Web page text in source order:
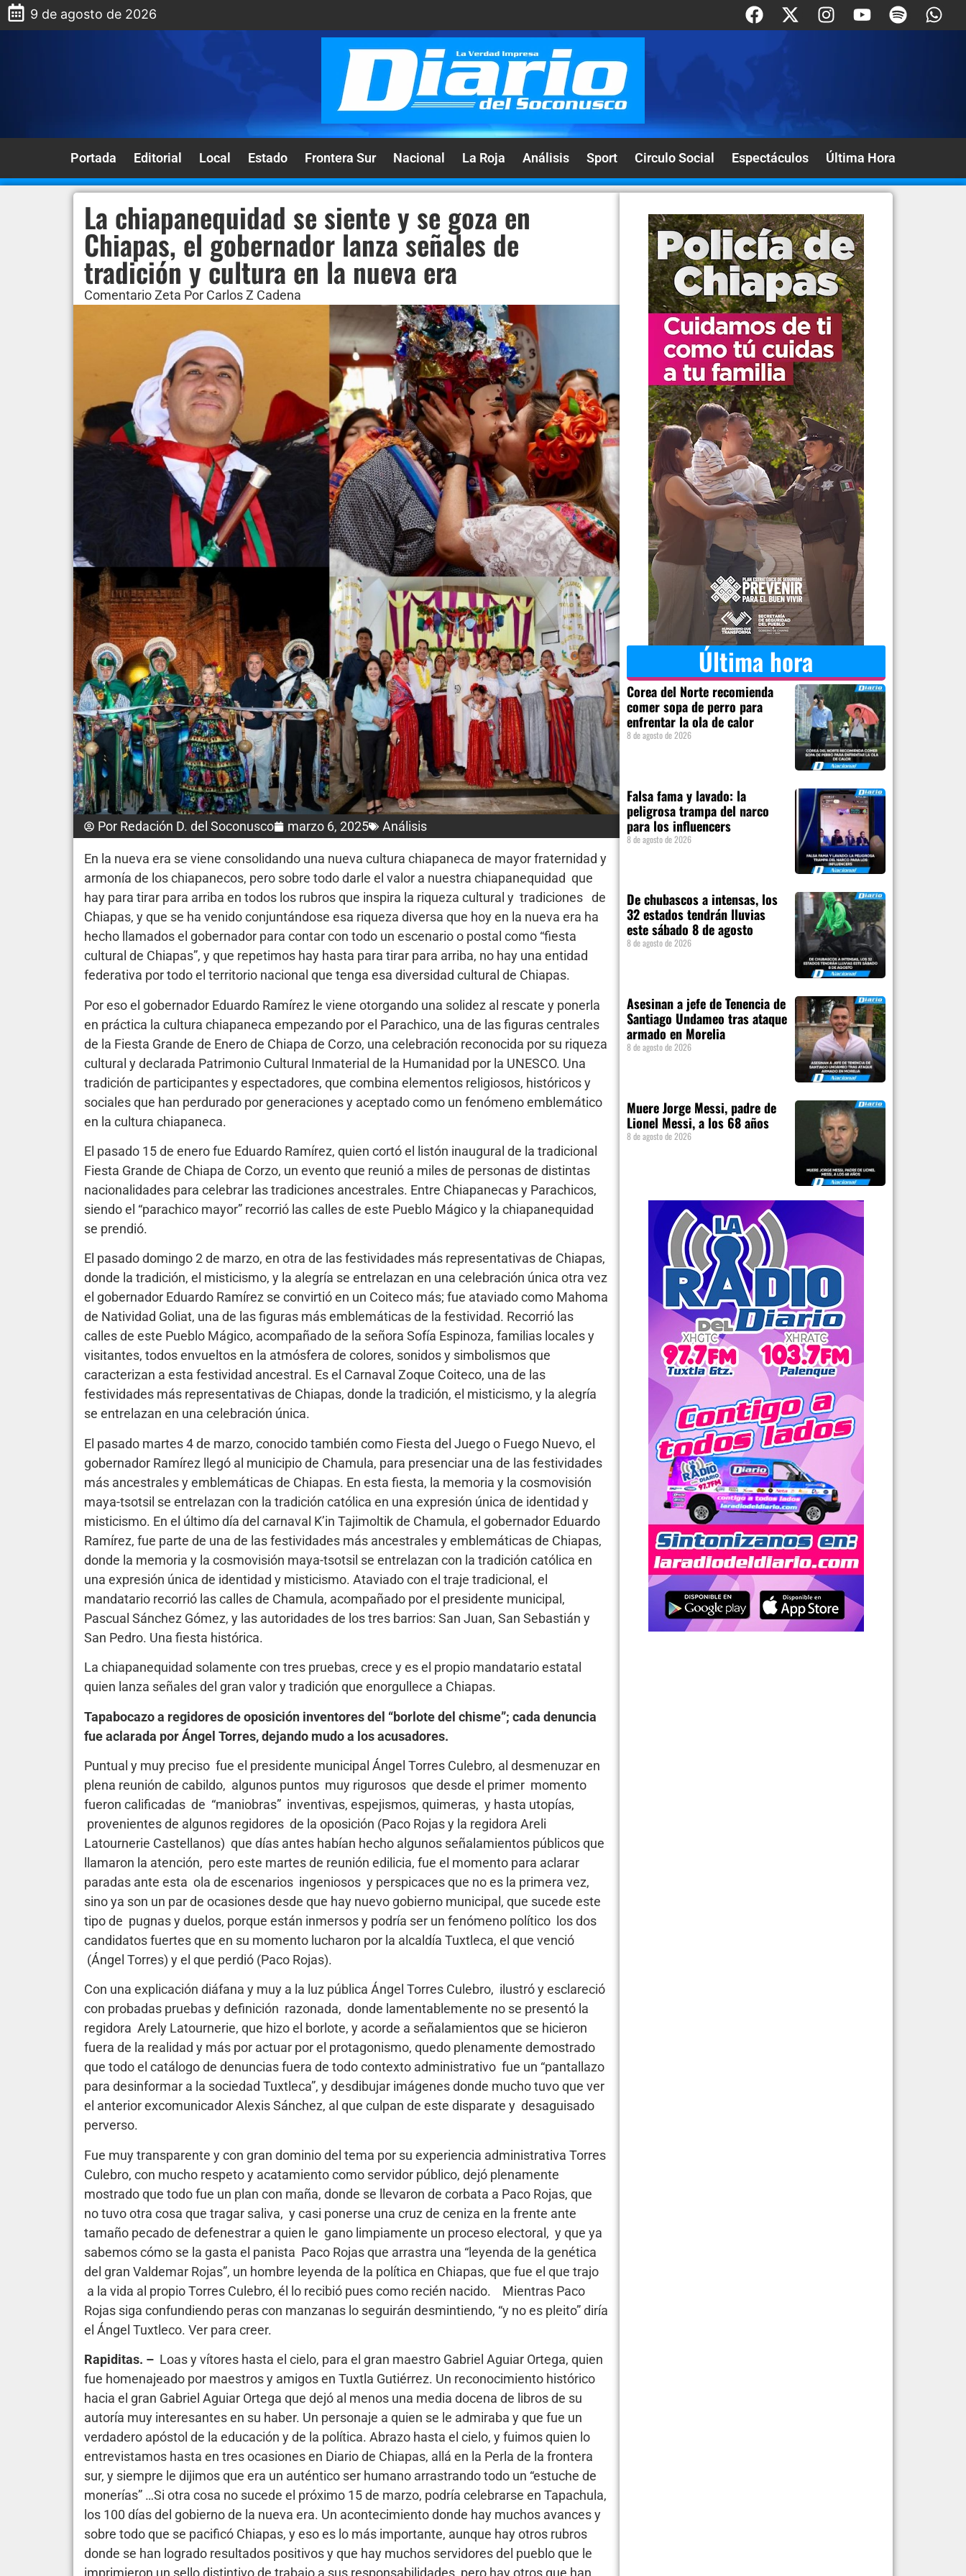
9 de agosto de 2026
Portada Editorial Local Estado Frontera Sur Nacional La Roja Análisis Sport Circulo Social Espectáculos Última Hora
La chiapanequidad se siente y se goza en
Chiapas, el gobernador lanza señales de
tradición y cultura en la nueva era
Comentario Zeta Por Carlos Z Cadena
Por Redación D. del Soconusco marzo 6, 2025 Análisis
En la nueva era se viene consolidando una nueva cultura chiapaneca de mayor fraternidad y
armonía de los chiapanecos, pero sobre todo darle el valor a nuestra chiapanequidad que
hay para tirar para arriba en todos los rubros que inspira la riqueza cultural y tradiciones de
Chiapas, y que se ha venido conjuntándose esa riqueza diversa que hoy en la nueva era ha
hecho llamados el gobernador para contar con todo un escenario o postal como “fiesta
cultural de Chiapas”, y que repetimos hay hasta para tirar para arriba, no hay una entidad
federativa por todo el territorio nacional que tenga esa diversidad cultural de Chiapas.
Por eso el gobernador Eduardo Ramírez le viene otorgando una solidez al rescate y ponerla
en práctica la cultura chiapaneca empezando por el Parachico, una de las figuras centrales
de la Fiesta Grande de Enero de Chiapa de Corzo, una celebración reconocida por su riqueza
cultural y declarada Patrimonio Cultural Inmaterial de la Humanidad por la UNESCO. Una
tradición de participantes y espectadores, que combina elementos religiosos, históricos y
sociales que han perdurado por generaciones y aceptado como un fenómeno emblemático
en la cultura chiapaneca.
El pasado 15 de enero fue Eduardo Ramírez, quien cortó el listón inaugural de la tradicional
Fiesta Grande de Chiapa de Corzo, un evento que reunió a miles de personas de distintas
nacionalidades para celebrar las tradiciones ancestrales. Entre Chiapanecas y Parachicos,
siendo el “parachico mayor” recorrió las calles de este Pueblo Mágico y la chiapanequidad
se prendió.
El pasado domingo 2 de marzo, en otra de las festividades más representativas de Chiapas,
donde la tradición, el misticismo, y la alegría se entrelazan en una celebración única otra vez
el gobernador Eduardo Ramírez se convirtió en un Coiteco más; fue ataviado como Mahoma
de Natividad Goliat, una de las figuras más emblemáticas de la festividad. Recorrió las
calles de este Pueblo Mágico, acompañado de la señora Sofía Espinoza, familias locales y
visitantes, todos envueltos en la atmósfera de colores, sonidos y simbolismos que
caracterizan a esta festividad ancestral. Es el Carnaval Zoque Coiteco, una de las
festividades más representativas de Chiapas, donde la tradición, el misticismo, y la alegría
se entrelazan en una celebración única.
El pasado martes 4 de marzo, conocido también como Fiesta del Juego o Fuego Nuevo, el
gobernador Ramírez llegó al municipio de Chamula, para presenciar una de las festividades
más ancestrales y emblemáticas de Chiapas. En esta fiesta, la memoria y la cosmovisión
maya-tsotsil se entrelazan con la tradición católica en una expresión única de identidad y
misticismo. En el último día del carnaval K’in Tajimoltik de Chamula, el gobernador Eduardo
Ramírez, fue parte de una de las festividades más ancestrales y emblemáticas de Chiapas,
donde la memoria y la cosmovisión maya-tsotsil se entrelazan con la tradición católica en
una expresión única de identidad y misticismo. Ataviado con el traje tradicional, el
mandatario recorrió las calles de Chamula, acompañado por el presidente municipal,
Pascual Sánchez Gómez, y las autoridades de los tres barrios: San Juan, San Sebastián y
San Pedro. Una fiesta histórica.
La chiapanequidad solamente con tres pruebas, crece y es el propio mandatario estatal
quien lanza señales del gran valor y tradición que enorgullece a Chiapas.
Tapabocazo a regidores de oposición inventores del “borlote del chisme”; cada denuncia
fue aclarada por Ángel Torres, dejando mudo a los acusadores.
Puntual y muy preciso fue el presidente municipal Ángel Torres Culebro, al desmenuzar en
plena reunión de cabildo, algunos puntos muy rigurosos que desde el primer momento
fueron calificadas de “maniobras” inventivas, espejismos, quimeras, y hasta utopías,
provenientes de algunos regidores de la oposición (Paco Rojas y la regidora Areli
Latournerie Castellanos) que días antes habían hecho algunos señalamientos públicos que
llamaron la atención, pero este martes de reunión edilicia, fue el momento para aclarar
paradas ante esta ola de escenarios ingeniosos y perspicaces que no es la primera vez,
sino ya son un par de ocasiones desde que hay nuevo gobierno municipal, que sucede este
tipo de pugnas y duelos, porque están inmersos y podría ser un fenómeno político los dos
candidatos fuertes que en su momento lucharon por la alcaldía Tuxtleca, el que venció
(Ángel Torres) y el que perdió (Paco Rojas).
Con una explicación diáfana y muy a la luz pública Ángel Torres Culebro, ilustró y esclareció
con probadas pruebas y definición razonada, donde lamentablemente no se presentó la
regidora Arely Latournerie, que hizo el borlote, y acorde a señalamientos que se hicieron
fuera de la realidad y más por actuar por el protagonismo, quedo plenamente demostrado
que todo el catálogo de denuncias fuera de todo contexto administrativo fue un “pantallazo
para desinformar a la sociedad Tuxtleca”, y desdibujar imágenes donde mucho tuvo que ver
el anterior excomunicador Alexis Sánchez, al que culpan de este disparate y desaguisado
perverso.
Fue muy transparente y con gran dominio del tema por su experiencia administrativa Torres
Culebro, con mucho respeto y acatamiento como servidor público, dejó plenamente
mostrado que todo fue un plan con maña, donde se llevaron de corbata a Paco Rojas, que
no tuvo otra cosa que tragar saliva, y casi ponerse una cruz de ceniza en la frente ante
tamaño pecado de defenestrar a quien le gano limpiamente un proceso electoral, y que ya
sabemos cómo se la gasta el panista Paco Rojas que arrastra una “leyenda de la genética
del gran Valdemar Rojas”, un hombre leyenda de la política en Chiapas, que fue el que trajo
a la vida al propio Torres Culebro, él lo recibió pues como recién nacido. Mientras Paco
Rojas siga confundiendo peras con manzanas lo seguirán desmintiendo, “y no es pleito” diría
el Ángel Tuxtleco. Ver para creer.
Rapiditas. – Loas y vítores hasta el cielo, para el gran maestro Gabriel Aguiar Ortega, quien
fue homenajeado por maestros y amigos en Tuxtla Gutiérrez. Un reconocimiento histórico
hacia el gran Gabriel Aguiar Ortega que dejó al menos una media docena de libros de su
autoría muy interesantes en su haber. Un personaje a quien se le admiraba y que fue un
verdadero apóstol de la educación y de la política. Abrazo hasta el cielo, y fuimos quien lo
entrevistamos hasta en tres ocasiones en Diario de Chiapas, allá en la Perla de la frontera
sur, y siempre le dijimos que era un auténtico ser humano arrastrando todo un “estuche de
monerías” …Si otra cosa no sucede el próximo 15 de marzo, podría celebrarse en Tapachula,
los 100 días del gobierno de la nueva era. Un acontecimiento donde hay muchos avances y
sobre todo que se pacificó Chiapas, y eso es lo más importante, aunque hay otros rubros
donde se han logrado resultados positivos y que hay muchos servidores del pueblo que le
imprimieron un sello distintivo de trabajo a sus responsabilidades, pero hay otros que han
Última hora
Corea del Norte recomienda
comer sopa de perro para
enfrentar la ola de calor
8 de agosto de 2026
Falsa fama y lavado: la
peligrosa trampa del narco
para los influencers
8 de agosto de 2026
De chubascos a intensas, los
32 estados tendrán lluvias
este sábado 8 de agosto
8 de agosto de 2026
Asesinan a jefe de Tenencia de
Santiago Undameo tras ataque
armado en Morelia
8 de agosto de 2026
Muere Jorge Messi, padre de
Lionel Messi, a los 68 años
8 de agosto de 2026